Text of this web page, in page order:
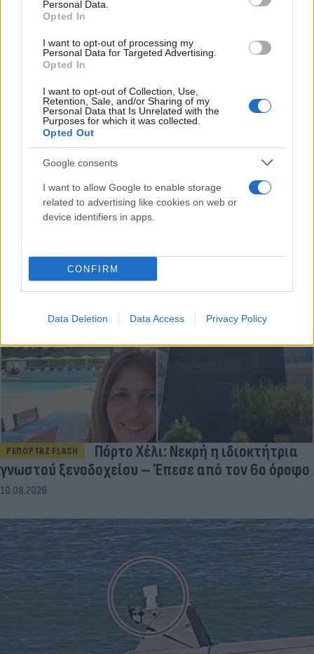
Personal Data.
Opted In
I want to opt-out of processing my
Personal Data for Targeted Advertising.
Opted In
I want to opt-out of Collection, Use,
Retention, Sale, and/or Sharing of my
Personal Data that Is Unrelated with the
Purposes for which it was collected.
Opted Out
Google consents
I want to allow Google to enable storage
related to advertising like cookies on web or
device identifiers in apps.
CONFIRM
Data Deletion Data Access Privacy Policy
τη φωτιά
10.08.2026
ΡΕΠΟΡΤΑΖ FLASH
Πόρτο Χέλι: Νεκρή η ιδιοκτήτρια
γνωστού ξενοδοχείου – Έπεσε από τον 6ο όροφο
10.08.2026